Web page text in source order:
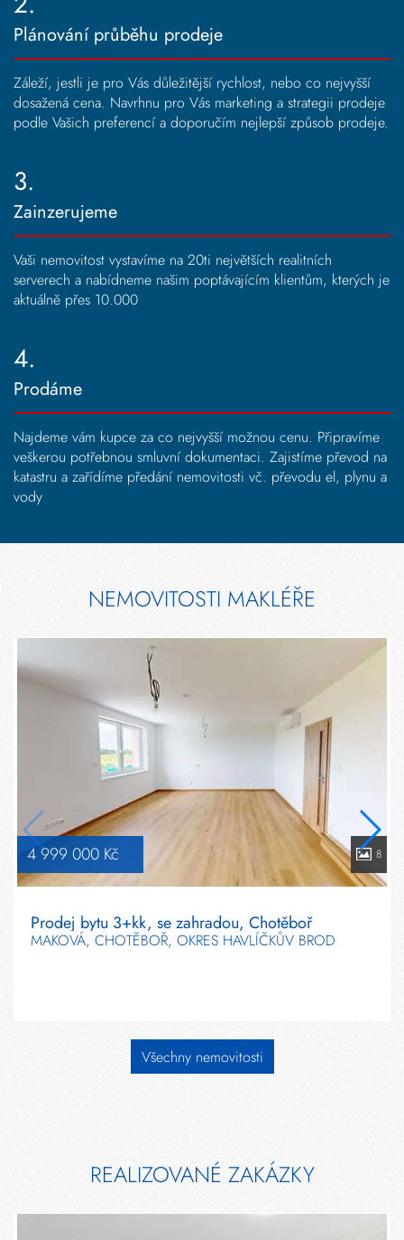
Plánování průběhu prodeje
Záleží, jestli je pro Vás důležitější rychlost, nebo co nejvyšší
dosažená cena. Navrhnu pro Vás marketing a strategii prodeje
podle Vašich preferencí a doporučím nejlepší způsob prodeje.
3.
Zainzerujeme
Vaši nemovitost vystavíme na 20ti největších realitních
serverech a nabídneme našim poptávajícím klientům, kterých je
aktuálně přes 10.000
4.
Prodáme
Najdeme vám kupce za co nejvyšší možnou cenu. Připravíme
veškerou potřebnou smluvní dokumentaci. Zajistíme převod na
katastru a zařídíme předání nemovitosti vč. převodu el, plynu a
vody
NEMOVITOSTI MAKLÉŘE
4 999 000 Kč 8
Prodej bytu 3+kk, se zahradou, Chotěboř
MAKOVÁ, CHOTĚBOŘ, OKRES HAVLÍČKŮV BROD
Všechny nemovitosti
REALIZOVANÉ ZAKÁZKY